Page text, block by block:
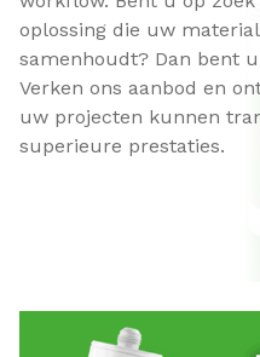
oplossing die uw
samenhoudt? Dan bent
Verken ons aanbod en
uw projecten kunnen
superieure prestaties.